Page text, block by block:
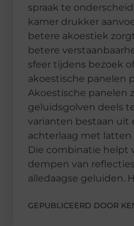
spraak te
kamer drukker
betere akoestiek
betere
sfeer tijdens bezoek
akoestische panelen
Akoestische panelen
geluidsgolven deels
varianten bestaan uit
achterlaag met latten
Die combinatie helpt
dempen van
alledaagse geluiden.
GEPUBLICEERD DOOR